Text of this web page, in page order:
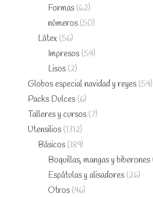
Formas (62)
números (50)
Látex (56)
Impresos (54)
Lisos (2)
Globos especial navidad y reyes (54)
Packs Dulces (6)
Talleres y cursos (7)
Utensilios (1312)
Básicos (189)
Boquillas, mangas y biberones
Espátulas y alisadores (26)
Otros (46)